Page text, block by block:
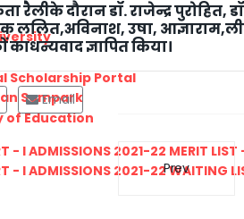
Scholarship Portal
Sampark
of Education
- I ADMISSIONS 2021-22 MERIT LIST
- I ADMISSIONS 2021-22 WAITING
रैलीके दौरान डॉ. राजेन्द्र पुरोहित,
ललित,अविनाश, उषा,
ज्ञापित किया।
Email
Prev